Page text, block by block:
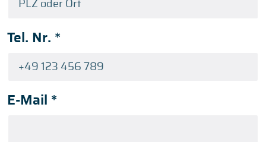
Tel. Nr. *
E-Mail *